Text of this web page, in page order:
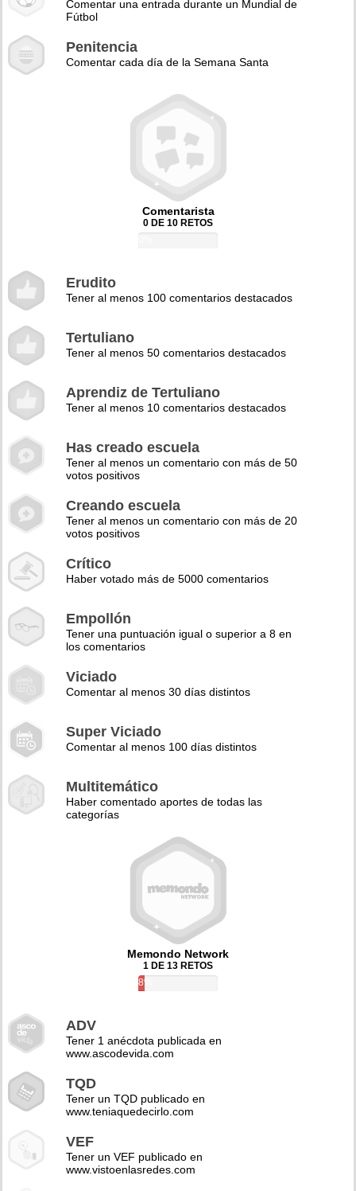
Comentar una entrada durante un Mundial de
Fútbol
Penitencia
Comentar cada día de la Semana Santa
Comentarista
0 DE 10 RETOS
Erudito
Tener al menos 100 comentarios destacados
Tertuliano
Tener al menos 50 comentarios destacados
Aprendiz de Tertuliano
Tener al menos 10 comentarios destacados
Has creado escuela
Tener al menos un comentario con más de 50
votos positivos
Creando escuela
Tener al menos un comentario con más de 20
votos positivos
Crítico
Haber votado más de 5000 comentarios
Empollón
Tener una puntuación igual o superior a 8 en
los comentarios
Viciado
Comentar al menos 30 días distintos
Super Viciado
Comentar al menos 100 días distintos
Multitemático
Haber comentado aportes de todas las
categorías
Memondo Network
1 DE 13 RETOS
8%
ADV
Tener 1 anécdota publicada en
www.ascodevida.com
TQD
Tener un TQD publicado en
www.teniaquedecirlo.com
VEF
Tener un VEF publicado en
www.vistoenlasredes.com